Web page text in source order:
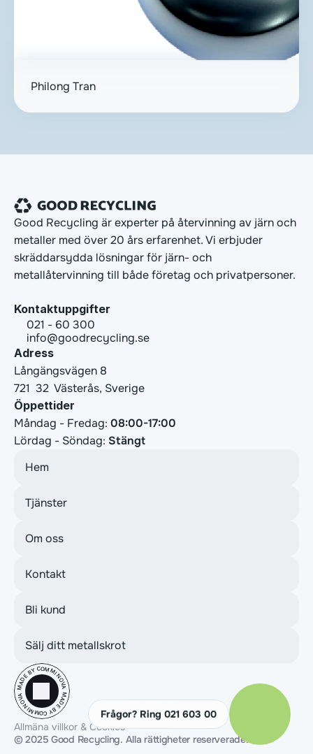
Frågor? Ring 021 603 00
Philong Tran
Good Recycling är experter på återvinning av järn och
metaller med över 20 års erfarenhet. Vi erbjuder
skräddarsydda lösningar för järn- och
metallåtervinning till både företag och privatpersoner.
Kontaktuppgifter
021 - 60 300
info@goodrecycling.se
Adress
Långängsvägen 8
721  32  Västerås, Sverige
Öppettider
Måndag - Fredag: 08:00-17:00
Lördag - Söndag: Stängt
Hem
Tjänster
Om oss
Kontakt
Bli kund
Sälj ditt metallskrot
MADE BY COMMINOVA
MADE BY COMMINOVA
Allmäna villkor & Cookies
© 2025 Good Recycling. Alla rättigheter reserverade.